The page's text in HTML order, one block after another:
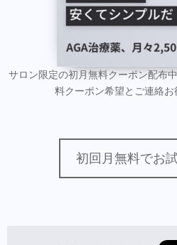
サロン限定の初月無料クーポン配布
料クーポン希望とご連絡お
初回月無料でお